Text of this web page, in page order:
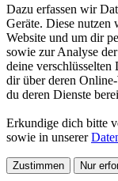
Dazu erfassen wir
Geräte. Diese nutzen
Website und um dir
sowie zur Analyse
deine
dir über deren
du deren Dienste
Erkundige dich bitte
sowie in unserer
Zustimmen Nur